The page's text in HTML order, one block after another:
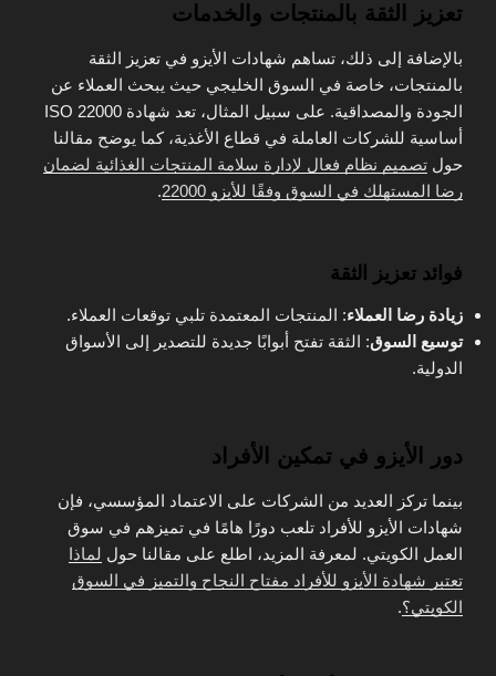
تعزيز الثقة بالمنتجات والخدمات
بالإضافة إلى ذلك، تساهم شهادات الأيزو في تعزيز الثقة
بالمنتجات، خاصة في السوق الخليجي حيث يبحث العملاء عن
الجودة والمصداقية. على سبيل المثال، تعد شهادة ISO 22000
أساسية للشركات العاملة في قطاع الأغذية، كما يوضح مقالنا
حول تصميم نظام فعال لإدارة سلامة المنتجات الغذائية لضمان
رضا المستهلك في السوق وفقًا للأيزو 22000
.
فوائد تعزيز الثقة
زيادة رضا العملاء: المنتجات المعتمدة تلبي توقعات العملاء.
توسيع السوق: الثقة تفتح أبوابًا جديدة للتصدير إلى الأسواق
الدولية.
دور الأيزو في تمكين الأفراد
بينما تركز العديد من الشركات على الاعتماد المؤسسي، فإن
شهادات الأيزو للأفراد تلعب دورًا هامًا في تميزهم في سوق
العمل الكويتي. لمعرفة المزيد، اطلع على مقالنا حول لماذا
تعتبر شهادة الأيزو للأفراد مفتاح النجاح والتميز في السوق
الكويتي؟.